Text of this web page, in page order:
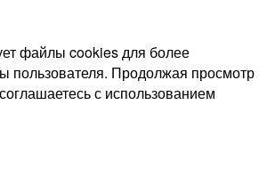
файлы cookies для более
пользователя. Продолжая просмотр
с использованием